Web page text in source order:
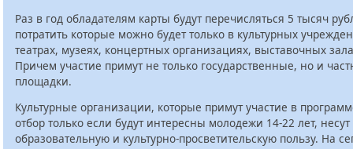
Раз в год обладателям карты будут перечисляться 5 тысяч
потратить которые можно будет только в культурных
театрах, музеях, концертных организациях, выставочных
Причем участие примут не только государственные, но и
площадки.
Культурные организации, которые примут участие в
отбор только если будут интересны молодежи 14-22 лет,
образовательную и культурно-просветительскую пользу. На